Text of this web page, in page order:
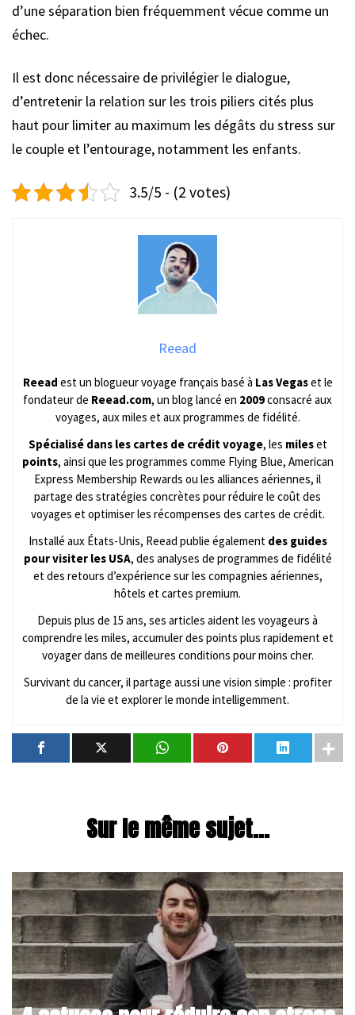
d’une séparation bien fréquemment vécue comme un
échec.
Il est donc nécessaire de privilégier le dialogue,
d’entretenir la relation sur les trois piliers cités plus
haut pour limiter au maximum les dégâts du stress sur
le couple et l’entourage, notamment les enfants.
3.5/5 - (2 votes)
Reead
Reead est un blogueur voyage français basé à Las Vegaset le
fondateur de Reead.com, un blog lancé en 2009consacré aux
voyages, aux miles et aux programmes de fidélité.
Spécialisé dans les cartes de crédit voyage, les mileset
points, ainsi que les programmes comme Flying Blue, American
Express Membership Rewards ou les alliances aériennes, il
partage des stratégies concrètes pour réduire le coût des
voyages et optimiser les récompenses des cartes de crédit.
Installé aux États-Unis, Reead publie également des guides
pour visiter les USA, des analyses de programmes de fidélité
et des retours d’expérience sur les compagnies aériennes,
hôtels et cartes premium.
Depuis plus de 15 ans, ses articles aident les voyageurs à
comprendre les miles, accumuler des points plus rapidement et
voyager dans de meilleures conditions pour moins cher.
Survivant du cancer, il partage aussi une vision simple : profiter
de la vie et explorer le monde intelligemment.
Sur le même sujet...